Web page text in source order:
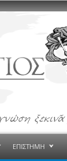
ΕΠΙΣΤΗΜΗ